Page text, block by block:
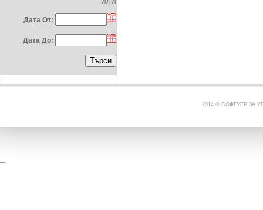
Дата От:
Дата До:
2014 © СОФТУЕР ЗА